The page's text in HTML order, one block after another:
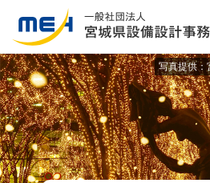
Main Navigation
写真提供：